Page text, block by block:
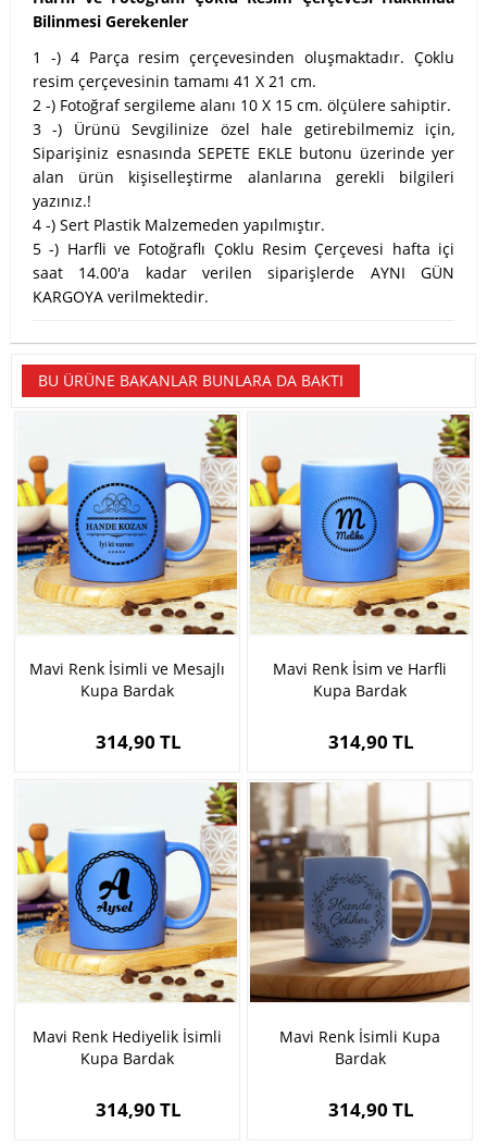
Bilinmesi Gerekenler
1 -) 4 Parça resim çerçevesinden oluşmaktadır. Çoklu
resim çerçevesinin tamamı 41 X 21 cm.
2 -) Fotoğraf sergileme alanı 10 X 15 cm. ölçülere sahiptir.
3 -) Ürünü Sevgilinize özel hale getirebilmemiz için,
Siparişiniz esnasında SEPETE EKLE butonu üzerinde yer
alan ürün kişiselleştirme alanlarına gerekli bilgileri
yazınız.!
4 -) Sert Plastik Malzemeden yapılmıştır.
5 -) Harfli ve Fotoğraflı Çoklu Resim Çerçevesi hafta içi
saat 14.00'a kadar verilen siparişlerde AYNI GÜN
KARGOYA verilmektedir.
BU ÜRÜNE BAKANLAR BUNLARA DA BAKTI
Mavi Renk İsimli ve Mesajlı
Kupa Bardak
314,90 TL
Mavi Renk İsim ve Harfli
Kupa Bardak
314,90 TL
Mavi Renk Hediyelik İsimli
Kupa Bardak
314,90 TL
Mavi Renk İsimli Kupa
Bardak
314,90 TL